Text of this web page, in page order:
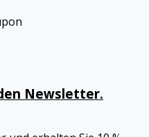
Newsletter.